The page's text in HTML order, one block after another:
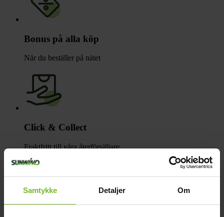
Samtykke Detaljer Om
Bonus på alla köp
När du beställer på nätet
Click & Collect
Fraktfritt till våra återförsäljare